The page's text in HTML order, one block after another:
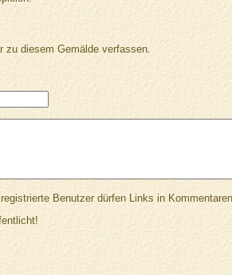
zu diesem Gemälde verfassen.
Benutzer dürfen Links in